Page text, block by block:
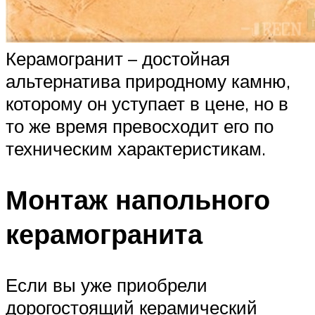
Керамогранит – достойная
альтернатива природному камню,
которому он уступает в цене, но в
то же время превосходит его по
техническим характеристикам.
Монтаж напольного
керамогранита
Если вы уже приобрели
дорогостоящий керамический